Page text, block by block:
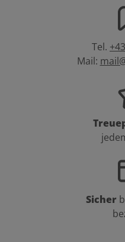
Tel.
Mail:
Sicher